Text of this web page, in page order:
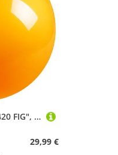
Togu Gymnastikball "420 FIG", Gold
29,99 €